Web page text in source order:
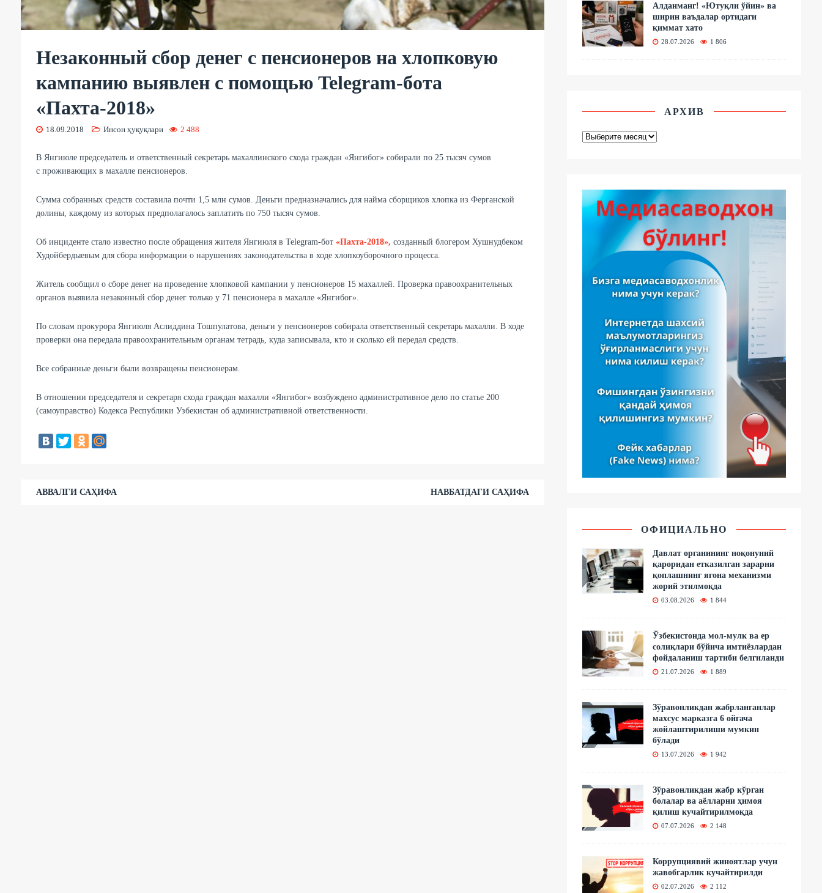
Незаконный сбор денег с пенсионеров на хлопковую
кампанию выявлен с помощью Telegram-бота
«Пахта-2018»
18.09.2018 Инсон ҳуқуқлари 2 488
В Янгиюле председатель и ответственный секретарь махаллинского схода граждан «Янгибог» собирали по 25 тысяч сумов
с проживающих в махалле пенсионеров.
Сумма собранных средств составила почти 1,5 млн сумов. Деньги предназначались для найма сборщиков хлопка из Ферганской
долины, каждому из которых предполагалось заплатить по 750 тысяч сумов.
Об инциденте стало известно после обращения жителя Янгиюля в Telegram-бот «Пахта-2018», созданный блогером Хушнудбеком
Худойбердыевым для сбора информации о нарушениях законодательства в ходе хлопкоуборочного процесса.
Житель сообщил о сборе денег на проведение хлопковой кампании у пенсионеров 15 махаллей. Проверка правоохранительных
органов выявила незаконный сбор денег только у 71 пенсионера в махалле «Янгибог».
По словам прокурора Янгиюля Аслиддина Тошпулатова, деньги у пенсионеров собирала ответственный секретарь махалли. В ходе
проверки она передала правоохранительным органам тетрадь, куда записывала, кто и сколько ей передал средств.
Все собранные деньги были возвращены пенсионерам.
В отношении председателя и секретаря схода граждан махалли «Янгибог» возбуждено административное дело по статье 200
(самоуправство) Кодекса Республики Узбекистан об административной ответственности.
АВВАЛГИ САҲИФА НАВБАТДАГИ САҲИФА
Алданманг! «Ютуқли ўйин» ва
ширин ваъдалар ортидаги
қиммат хато
28.07.2026 1 806
АРХИВ
ОФИЦИАЛЬНО
Давлат органининг ноқонуний
қароридан етказилган зарарни
қоплашнинг ягона механизми
жорий этилмоқда
03.08.2026 1 844
Ўзбекистонда мол-мулк ва ер
солиқлари бўйича имтиёзлардан
фойдаланиш тартиби белгиланди
21.07.2026 1 889
Зўравонликдан жабрланганлар
махсус марказга 6 ойгача
жойлаштирилиши мумкин
бўлади
13.07.2026 1 942
Зўравонликдан жабр кўрган
болалар ва аёлларни ҳимоя
қилиш кучайтирилмоқда
07.07.2026 2 148
Коррупциявий жиноятлар учун
жавобгарлик кучайтирилди
02.07.2026 2 112